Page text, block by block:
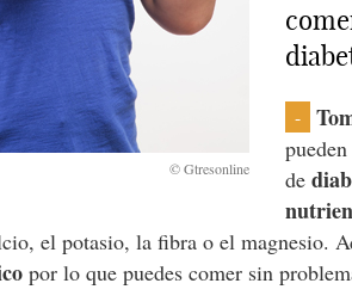
-
de
el potasio, la fibra o el magnesio.
por lo que puedes comer sin